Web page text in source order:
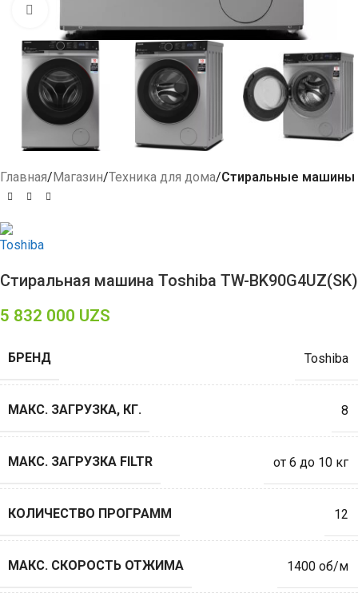
Главная Магазин Техника для дома Стиральные машины
Стиральная машина Toshiba TW-BK90G4UZ(SK)
5 832 000 UZS
БРЕНД Toshiba
МАКС. ЗАГРУЗКА, КГ. 8
МАКС. ЗАГРУЗКА FILTR от 6 до 10 кг
КОЛИЧЕСТВО ПРОГРАММ 12
МАКС. СКОРОСТЬ ОТЖИМА 1400 об/м